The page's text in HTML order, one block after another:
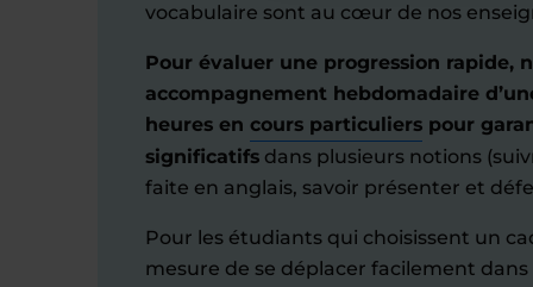
vocabulaire sont au cœur de nos
Pour évaluer une progression rapide,
accompagnement hebdomadaire
heures en cours particuliers pour
significatifs dans plusieurs notions
faite en anglais, savoir présenter et
Pour les étudiants qui choisissent un
mesure de se déplacer facilement